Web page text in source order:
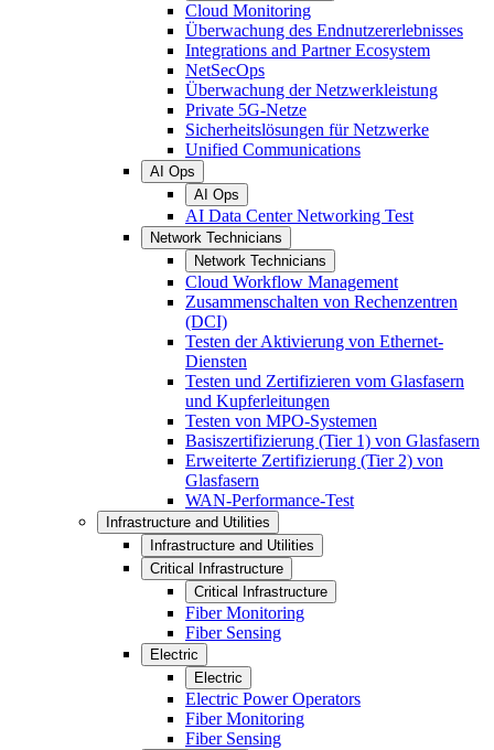
Cloud Monitoring
Überwachung des Endnutzererlebnisses
Integrations and Partner Ecosystem
NetSecOps
Überwachung der Netzwerkleistung
Private 5G-Netze
Sicherheitslösungen für Netzwerke
Unified Communications
AI Ops
AI Ops
AI Data Center Networking Test
Network Technicians
Network Technicians
Cloud Workflow Management
Zusammenschalten von Rechenzentren
(DCI)
Testen der Aktivierung von Ethernet-
Diensten
Testen und Zertifizieren vom Glasfasern
und Kupferleitungen
Testen von MPO-Systemen
Basiszertifizierung (Tier 1) von Glasfasern
Erweiterte Zertifizierung (Tier 2) von
Glasfasern
WAN-Performance-Test
Infrastructure and Utilities
Infrastructure and Utilities
Critical Infrastructure
Critical Infrastructure
Fiber Monitoring
Fiber Sensing
Electric
Electric
Electric Power Operators
Fiber Monitoring
Fiber Sensing